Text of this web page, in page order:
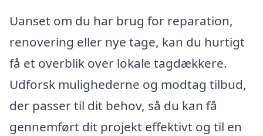
Uanset om du har brug for reparation,
renovering eller nye tage, kan du hurtigt
få et overblik over lokale tagdækkere.
Udforsk mulighederne og modtag tilbud,
der passer til dit behov, så du kan få
gennemført dit projekt effektivt og til en